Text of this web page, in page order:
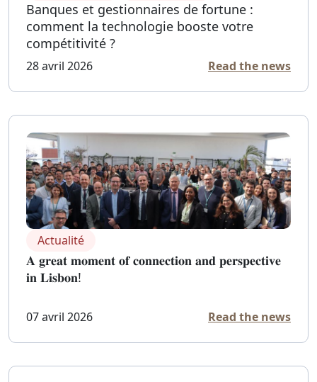
Banques et gestionnaires de fortune :
comment la technologie booste votre
compétitivité ?
28 avril 2026 Read the news
Actualité
𝐀 𝐠𝐫𝐞𝐚𝐭 𝐦𝐨𝐦𝐞𝐧𝐭 𝐨𝐟 𝐜𝐨𝐧𝐧𝐞𝐜𝐭𝐢𝐨𝐧 𝐚𝐧𝐝 𝐩𝐞𝐫𝐬𝐩𝐞𝐜𝐭𝐢𝐯𝐞
𝐢𝐧 𝐋𝐢𝐬𝐛𝐨𝐧!
07 avril 2026 Read the news